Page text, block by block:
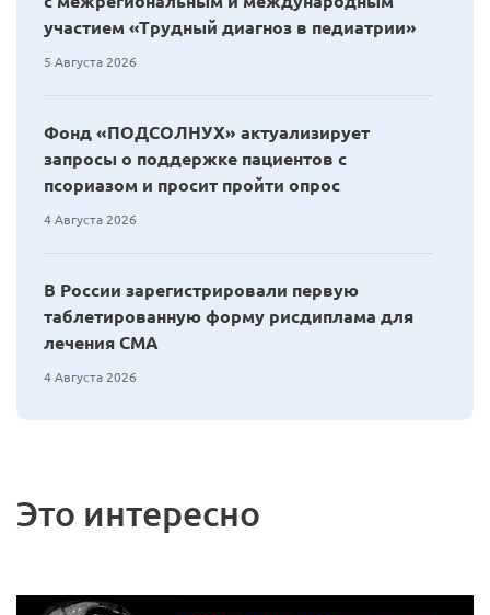
участием «Трудный диагноз в педиатрии»
5 Августа 2026
Фонд «ПОДСОЛНУХ» актуализирует
запросы о поддержке пациентов с
псориазом и просит пройти опрос
4 Августа 2026
В России зарегистрировали первую
таблетированную форму рисдиплама для
лечения СМА
4 Августа 2026
Это интересно